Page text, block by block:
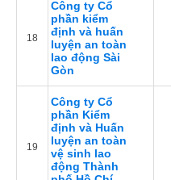
18
Công ty Cổ
phần kiểm
định và huấn
luyện an toàn
lao động Sài
Gòn
19
Công ty Cổ
phần Kiểm
định và Huấn
luyện an toàn
vệ sinh lao
động Thành